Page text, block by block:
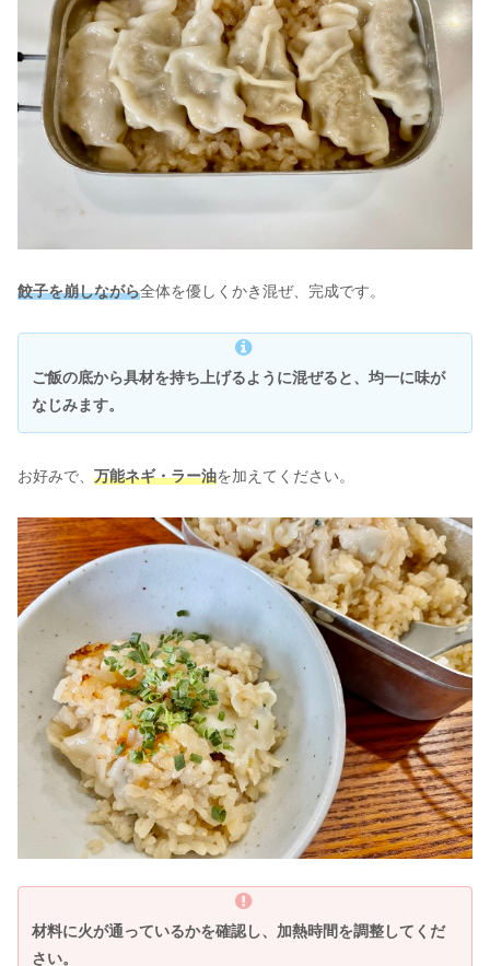
餃子を崩しながら全体を優しくかき混ぜ、完成です。
ご飯の底から具材を持ち上げるように混ぜると、均一に味が
なじみます。
お好みで、 万能ネギ・ラー油を加えてください。
材料に火が通っているかを確認し、加熱時間を調整してくだ
さい。